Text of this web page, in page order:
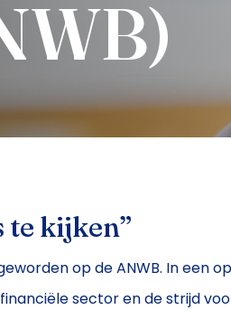
te kijken”
op de ANWB. In een
sector en de strijd